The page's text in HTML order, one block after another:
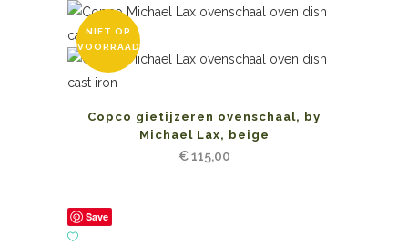
NIET OP
VOORRAAD
Copco gietijzeren ovenschaal, by
Michael Lax, beige
€115,00
Save